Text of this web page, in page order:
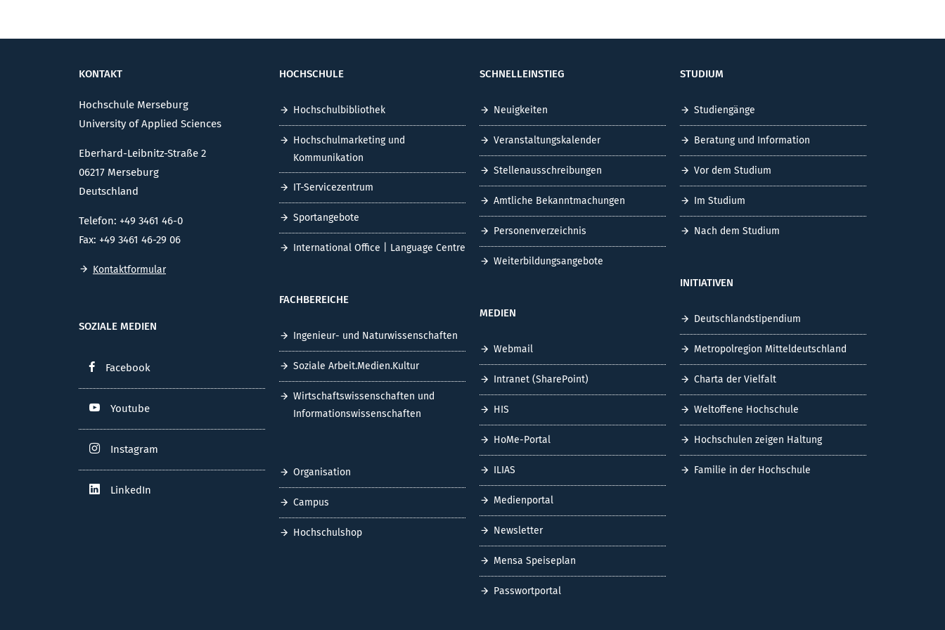
KONTAKT
Hochschule Merseburg
University of Applied Sciences
Eberhard-Leibnitz-Straße 2
06217 Merseburg
Deutschland
Telefon: +49 3461 46-0
Fax: +49 3461 46-29 06
Kontaktformular
SOZIALE MEDIEN
Facebook
Youtube
Instagram
LinkedIn
HOCHSCHULE
Hochschulbibliothek
Hochschulmarketing und
Kommunikation
IT-Servicezentrum
Sportangebote
International Office | Language Centre
FACHBEREICHE
Ingenieur- und Naturwissenschaften
Soziale Arbeit.Medien.Kultur
Wirtschaftswissenschaften und
Informationswissenschaften
Organisation
Campus
Hochschulshop
SCHNELLEINSTIEG
Neuigkeiten
Veranstaltungskalender
Stellenausschreibungen
Amtliche Bekanntmachungen
Personenverzeichnis
Weiterbildungsangebote
MEDIEN
Webmail
Intranet (SharePoint)
HIS
HoMe-Portal
ILIAS
Medienportal
Newsletter
Mensa Speiseplan
Passwortportal
STUDIUM
Studiengänge
Beratung und Information
Vor dem Studium
Im Studium
Nach dem Studium
INITIATIVEN
Deutschlandstipendium
Metropolregion Mitteldeutschland
Charta der Vielfalt
Weltoffene Hochschule
Hochschulen zeigen Haltung
Familie in der Hochschule